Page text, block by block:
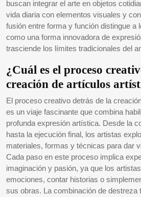
buscan integrar el arte en objetos
vida diaria con elementos visuales y
fusión entre forma y función distingue a
como una forma innovadora de
trasciende los límites tradicionales del
¿Cuál es el proceso
creación de artículos
El proceso creativo detrás de la
es un viaje fascinante que combina
profunda expresión artística. Desde la
hasta la ejecución final, los artistas
materiales, formas y técnicas para dar
Cada paso en este proceso implica
imaginación y pasión, ya que los
emociones, contar historias o
sus obras. La combinación de